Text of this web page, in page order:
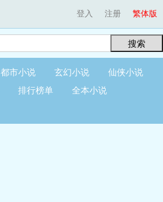
繁体版
登入 注册
搜索
都市小说 玄幻小说
仙侠小说
排行榜单
全本小说